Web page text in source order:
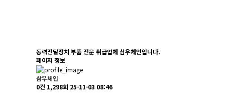
동력전달장치 부품 전문 취급업체 삼우체인입니다.
페이지 정보
삼우체인
0건 1,298회 25-11-03 08:46